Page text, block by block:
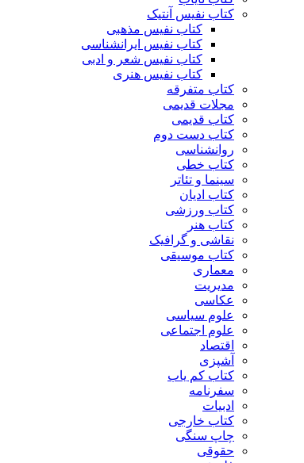
کتاب نفیس آنتیک
کتاب نفیس مذهبی
کتاب نفیس ایرانشناسی
کتاب نفیس شعر و ادبی
کتاب نفیس هنری
کتاب متفرقه
مجلات قدیمی
کتاب قدیمی
کتاب دست دوم
روانشناسی
کتاب خطی
سینما و تئاتر
کتاب ادیان
کتاب ورزشی
کتاب هنر
نقاشی و گرافیک
کتاب موسیقی
معماری
مدیریت
عکاسی
علوم سیاسی
علوم اجتماعی
اقتصاد
آشپزی
کتاب کم یاب
سفرنامه
ادبیات
کتاب خارجی
چاپ سنگی
حقوقی